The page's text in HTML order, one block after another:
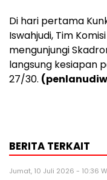
Di hari pertama
Iswahjudi, Tim
mengunjungi
langsung kesiapan
27/30.
BERITA TERKAIT
Jumat, 10 Juli 2026 - 10:36